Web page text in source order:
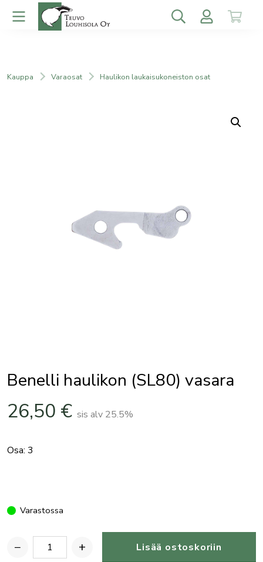
Kauppa Varaosat Haulikon laukaisukoneiston osat
Benelli haulikon (SL80) vasara
26,50 € sis alv 25.5%
Osa: 3
Varastossa
−
Benelli
+ Lisää ostoskoriin